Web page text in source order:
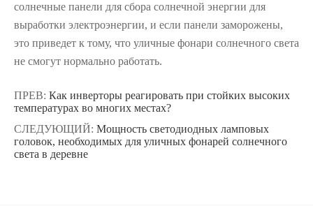
солнечные панели для сбора солнечной энергии для
выработки электроэнергии, и если панели заморожены,
это приведет к тому, что уличные фонари солнечного света
не смогут нормально работать.
ПРЕВ: Как инверторы реагировать при стойких высоких
температурах во многих местах?
СЛЕДУЮЩИЙ: Мощность светодиодных ламповых
головок, необходимых для уличных фонарей солнечного
света в деревне